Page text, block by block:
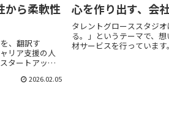
から柔軟性
、翻訳す
リア支援の人
タートアップ
たしま...2026.02.05
心を作り出す、会
タレントグローススタジ
る。」というテーマで、
材サービスを行っていま